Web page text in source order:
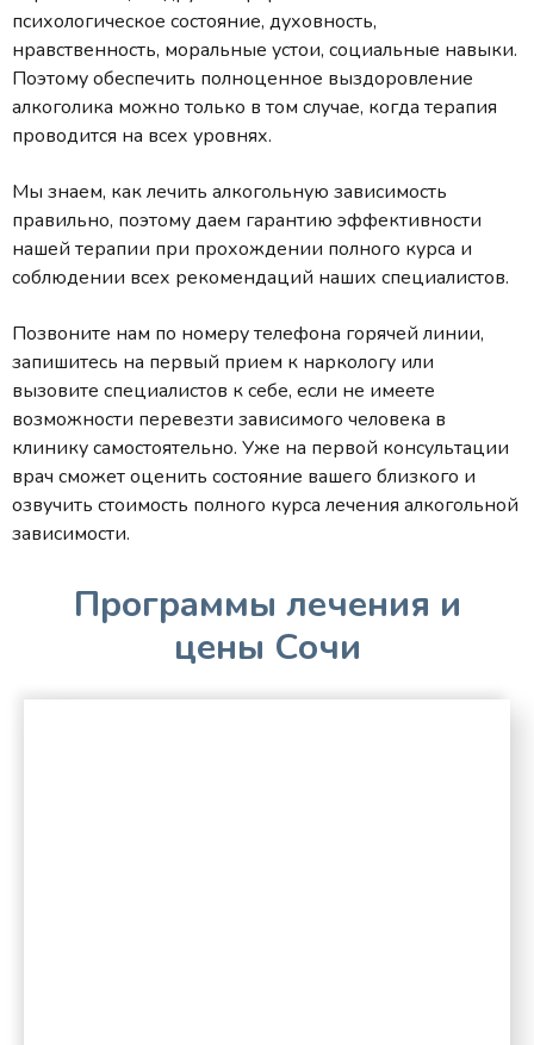
психологическое состояние, духовность,
нравственность, моральные устои, социальные навыки.
Поэтому обеспечить полноценное выздоровление
алкоголика можно только в том случае, когда терапия
проводится на всех уровнях.
Мы знаем, как лечить алкогольную зависимость
правильно, поэтому даем гарантию эффективности
нашей терапии при прохождении полного курса и
соблюдении всех рекомендаций наших специалистов.
Позвоните нам по номеру телефона горячей линии,
запишитесь на первый прием к наркологу или
вызовите специалистов к себе, если не имеете
возможности перевезти зависимого человека в
клинику самостоятельно. Уже на первой консультации
врач сможет оценить состояние вашего близкого и
озвучить стоимость полного курса лечения алкогольной
зависимости.
Программы лечения и
цены Сочи